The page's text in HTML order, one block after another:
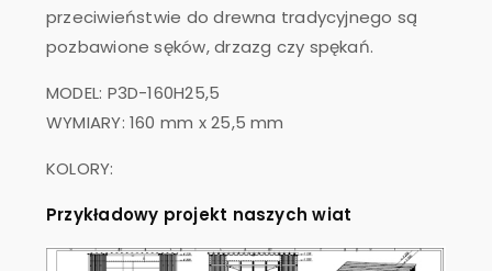
przeciwieństwie do drewna tradycyjnego są
pozbawione sęków, drzazg czy spękań.
MODEL: P3D-160H25,5
WYMIARY: 160 mm x 25,5 mm
KOLORY:
Przykładowy projekt naszych wiat